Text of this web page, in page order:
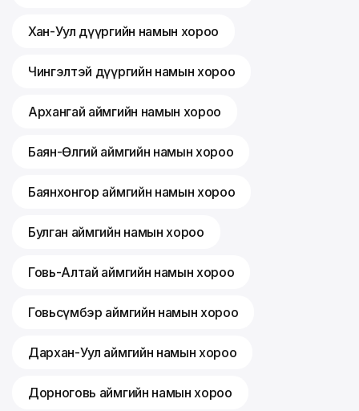
Хан-Уул дүүргийн намын хороо
Чингэлтэй дүүргийн намын хороо
Архангай аймгийн намын хороо
Баян-Өлгий аймгийн намын хороо
Баянхонгор аймгийн намын хороо
Булган аймгийн намын хороо
Говь-Алтай аймгийн намын хороо
Говьсүмбэр аймгийн намын хороо
Дархан-Уул аймгийн намын хороо
Дорноговь аймгийн намын хороо